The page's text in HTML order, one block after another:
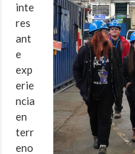
inte
res
ant
e
exp
erie
ncia
en
terr
eno